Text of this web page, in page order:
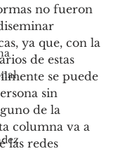
no fueron
ya que, con la
de estas
se puede
sin
de la
columna va a
las redes